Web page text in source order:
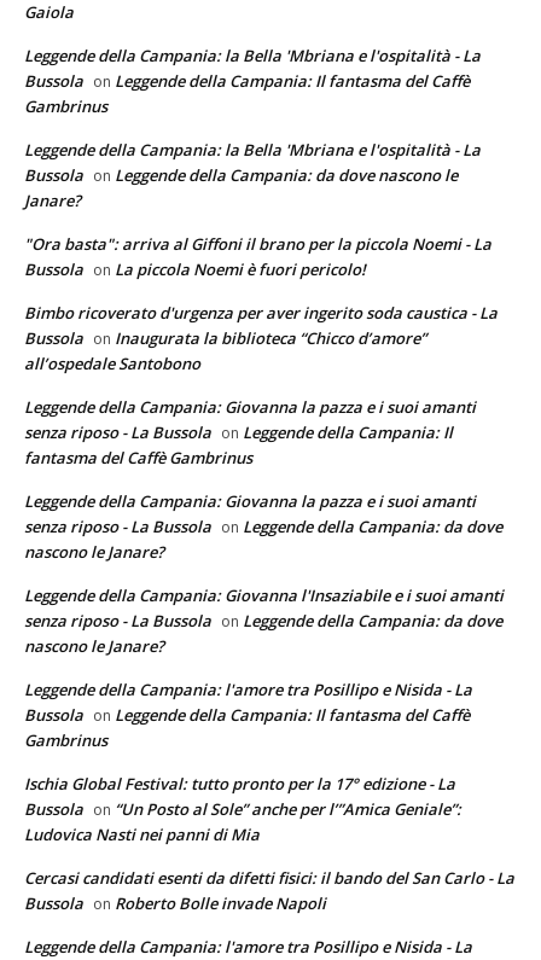
Gaiola
Leggende della Campania: la Bella 'Mbriana e l'ospitalità - La
Bussola on Leggende della Campania: Il fantasma del Caffè
Gambrinus
Leggende della Campania: la Bella 'Mbriana e l'ospitalità - La
Bussola on Leggende della Campania: da dove nascono le
Janare?
"Ora basta": arriva al Giffoni il brano per la piccola Noemi - La
Bussola on La piccola Noemi è fuori pericolo!
Bimbo ricoverato d'urgenza per aver ingerito soda caustica - La
Bussola on Inaugurata la biblioteca “Chicco d’amore”
all’ospedale Santobono
Leggende della Campania: Giovanna la pazza e i suoi amanti
senza riposo - La Bussola on Leggende della Campania: Il
fantasma del Caffè Gambrinus
Leggende della Campania: Giovanna la pazza e i suoi amanti
senza riposo - La Bussola on Leggende della Campania: da dove
nascono le Janare?
Leggende della Campania: Giovanna l'Insaziabile e i suoi amanti
senza riposo - La Bussola on Leggende della Campania: da dove
nascono le Janare?
Leggende della Campania: l'amore tra Posillipo e Nisida - La
Bussola on Leggende della Campania: Il fantasma del Caffè
Gambrinus
Ischia Global Festival: tutto pronto per la 17° edizione - La
Bussola on “Un Posto al Sole” anche per l’”Amica Geniale”:
Ludovica Nasti nei panni di Mia
Cercasi candidati esenti da difetti fisici: il bando del San Carlo - La
Bussola on Roberto Bolle invade Napoli
Leggende della Campania: l'amore tra Posillipo e Nisida - La